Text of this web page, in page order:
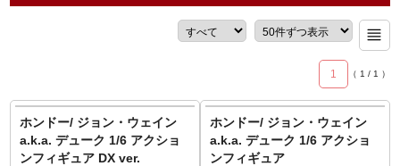
1 （ 1 / 1 ）
ホンドー/ ジョン・ウェイン
a.k.a. デューク 1/6 アクショ
ンフィギュア DX ver.
ホンドー/ ジョン・ウェイン
a.k.a. デューク 1/6 アクショ
ンフィギュア